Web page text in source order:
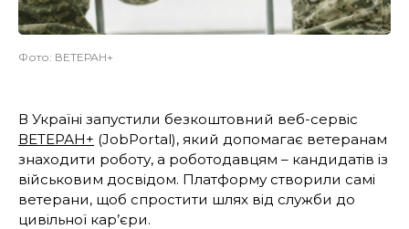
Фото: ВЕТЕРАН+
В Україні запустили безкоштовний веб-сервіс
ВЕТЕРАН+ (JobPortal), який допомагає ветеранам
знаходити роботу, а роботодавцям – кандидатів із
військовим досвідом. Платформу створили самі
ветерани, щоб спростити шлях від служби до
цивільної кар’єри.